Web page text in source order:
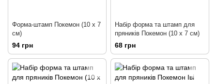
Форма-штамп Покемон (10 х 7
см)
94 грн
Набір форма та штамп для
пряників Покемон (10 х 7 см)
68 грн